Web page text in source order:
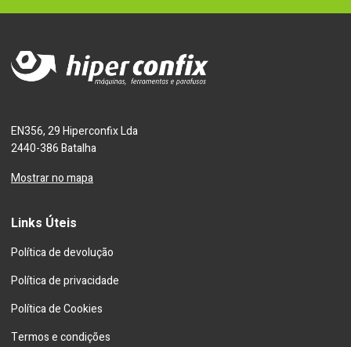
EN356, 29 Hiperconfix Lda
2440-386 Batalha
Mostrar no mapa
Links Úteis
Política de devolução
Política de privacidade
Política de Cookies
Termos e condições